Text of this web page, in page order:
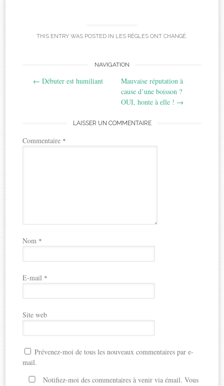
THIS ENTRY WAS POSTED IN LES RÈGLES ONT CHANGÉ.
NAVIGATION
← Débuter est humiliant
Mauvaise réputation à
cause d’une boisson ?
OUI, honte à elle ! →
LAISSER UN COMMENTAIRE
Commentaire *
Nom *
E-mail *
Site web
Prévenez-moi de tous les nouveaux commentaires par e-
mail.
Notifiez-moi des commentaires à venir via émail. Vous